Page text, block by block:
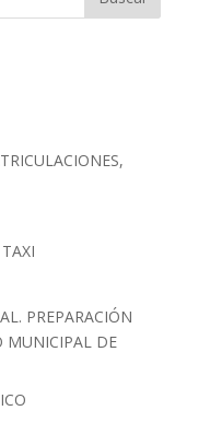
PREPARACIÓN
MUNICIPAL DE